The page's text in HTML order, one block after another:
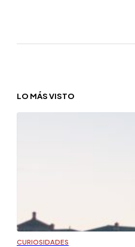
LO MÁS VISTO
CURIOSIDADES